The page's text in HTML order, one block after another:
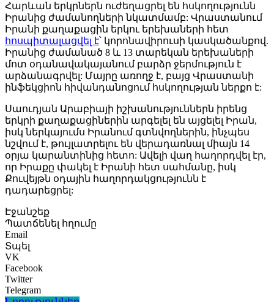
Հարևան երկրներն ուժեղացրել են հսկողությունն
Իրանից ժամանողների նկատմամբ: Վրաստանում
Իրանի քաղաքացին երկու երեխաների հետ
հոսպիտալացվել է՝ կորոնավիրուսի կասկածանքով.
Իրանից ժամանած 8 և 13 տարեկան երեխաների
մոտ օդանավակայանում բարձր ջերմություն է
արձանագրվել: Մայրը առողջ է, բայց Վրաստանի
ինֆեկցիոն հիվանդանոցում հսկողության ներքո է:
Սաուդյան Արաբիայի իշխանություններն իրենց
երկրի քաղաքացիներին արգելել են այցելել Իրան,
իսկ ներկայումս Իրանում գտնվողներին, ինչպես
նշվում է, թույլատրելու են վերադառնալ միայն 14
օրյա կարանտինից հետո: Ավելի վաղ հաղորդվել էր,
որ Իրաքը փակել է Իրանի հետ սահմանը, իսկ
Քուվեյթն օդային հաղորդակցությունն է
դադարեցրել:
Էջանշեք
Պատճենել հղումը
Email
Տպել
VK
Facebook
Twitter
Telegram